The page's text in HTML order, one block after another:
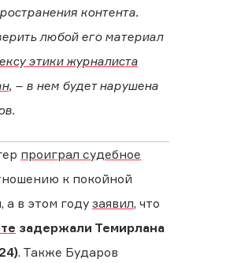
контента.
любой его материал
этики журналиста
, – в нем будет нарушена
проиграл судебное
к покойной
а в этом году заявил, что
задержали Темирлана
. Также Бударов